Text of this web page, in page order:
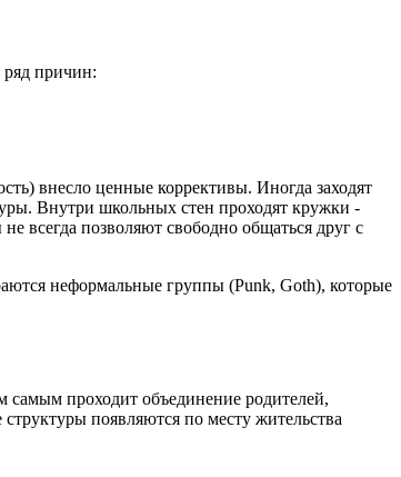
ряд причин:
внесло ценные коррективы. Иногда заходят
Внутри школьных стен проходят кружки -
всегда позволяют свободно общаться друг с
неформальные группы (Punk, Goth), которые
самым проходит объединение родителей,
появляются по месту жительства